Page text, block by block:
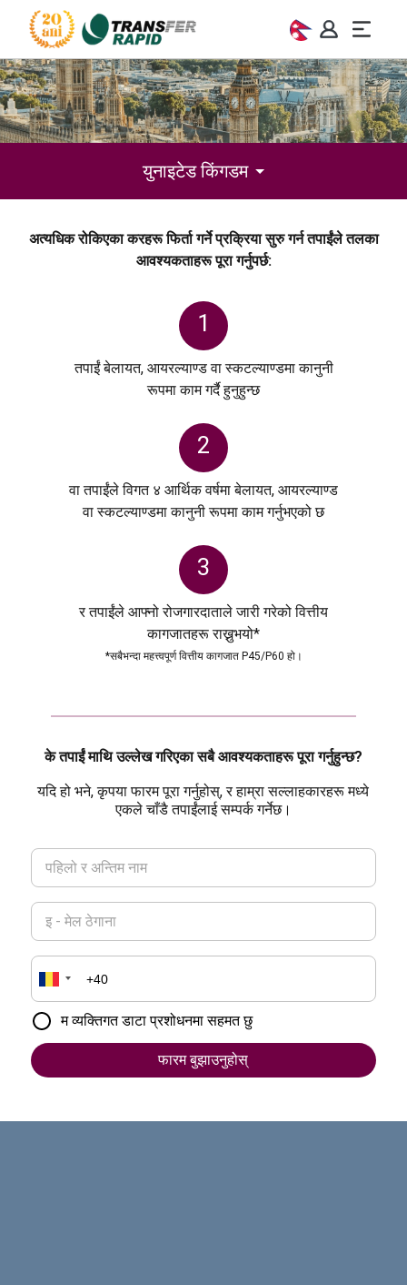
युनाइटेड किंगडम
अत्यधिक रोकिएका करहरू फिर्ता गर्ने प्रक्रिया सुरु गर्न तपाईंले तलका
आवश्यकताहरू पूरा गर्नुपर्छ:
1
तपाईं बेलायत, आयरल्याण्ड वा स्कटल्याण्डमा कानुनी
रूपमा काम गर्दै हुनुहुन्छ
2
वा तपाईंले विगत ४ आर्थिक वर्षमा बेलायत, आयरल्याण्ड
वा स्कटल्याण्डमा कानुनी रूपमा काम गर्नुभएको छ
3
र तपाईंले आफ्नो रोजगारदाताले जारी गरेको वित्तीय
कागजातहरू राख्नुभयो*
*सबैभन्दा महत्त्वपूर्ण वित्तीय कागजात P45/P60 हो।
के तपाईं माथि उल्लेख गरिएका सबै आवश्यकताहरू पूरा गर्नुहुन्छ?
यदि हो भने, कृपया फारम पूरा गर्नुहोस्, र हाम्रा सल्लाहकारहरू मध्ये
एकले चाँडै तपाईंलाई सम्पर्क गर्नेछ।
म व्यक्तिगत डाटा प्रशोधनमा सहमत छु
फारम बुझाउनुहोस्